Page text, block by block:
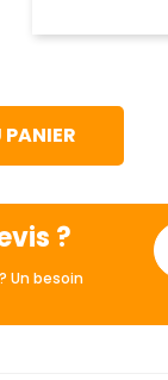
?
Un besoin